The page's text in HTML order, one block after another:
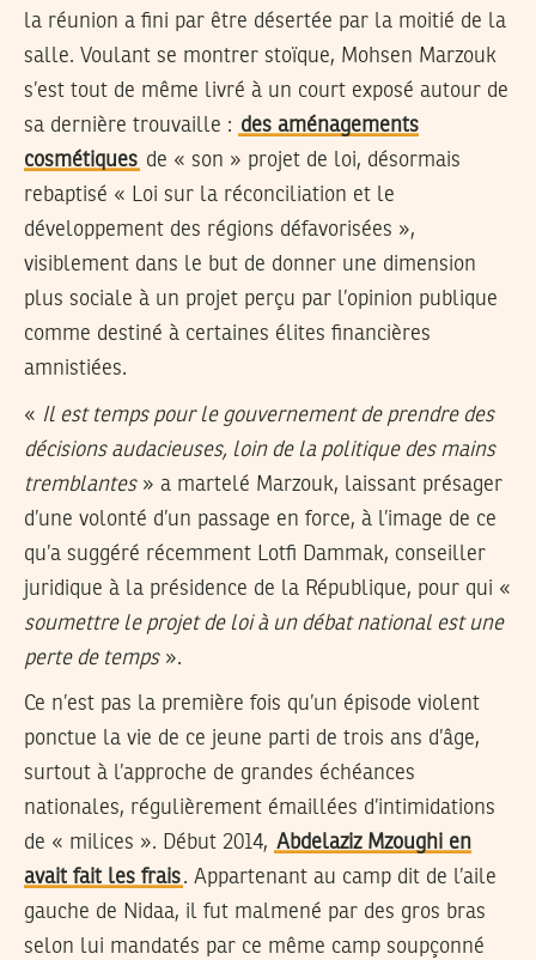
la réunion a fini par être désertée par la moitié de la
salle. Voulant se montrer stoïque, Mohsen Marzouk
s’est tout de même livré à un court exposé autour de
sa dernière trouvaille : des aménagements
cosmétiques de « son » projet de loi, désormais
rebaptisé « Loi sur la réconciliation et le
développement des régions défavorisées »,
visiblement dans le but de donner une dimension
plus sociale à un projet perçu par l’opinion publique
comme destiné à certaines élites financières
amnistiées.
« Il est temps pour le gouvernement de prendre des
décisions audacieuses, loin de la politique des mains
tremblantes» a martelé Marzouk, laissant présager
d’une volonté d’un passage en force, à l’image de ce
qu’a suggéré récemment Lotfi Dammak, conseiller
juridique à la présidence de la République, pour qui «
soumettre le projet de loi à un débat national est une
perte de temps».
Ce n’est pas la première fois qu’un épisode violent
ponctue la vie de ce jeune parti de trois ans d’âge,
surtout à l’approche de grandes échéances
nationales, régulièrement émaillées d’intimidations
de « milices ». Début 2014, Abdelaziz Mzoughi en
avait fait les frais. Appartenant au camp dit de l’aile
gauche de Nidaa, il fut malmené par des gros bras
selon lui mandatés par ce même camp soupçonné